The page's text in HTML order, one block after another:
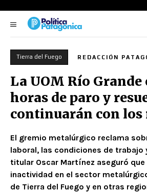
Tierra del Fuego REDACCIÓN
La UOM Río Grande
horas de paro y
continuarán con los
El gremio metalúrgico reclama
laboral, las condiciones de trabajo
titular Oscar Martínez aseguró
inactividad en el sector
de Tierra del Fuego y en otras